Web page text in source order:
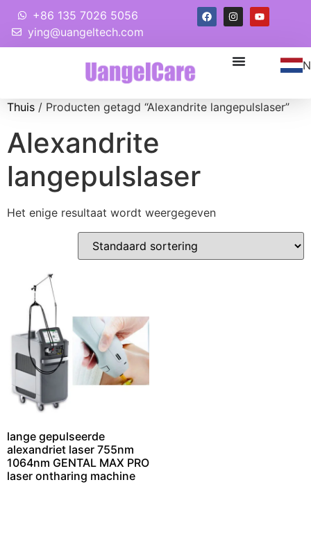
+86 135 7026 5056
ying@uangeltech.com
Thuis / Producten getagd “Alexandrite langepulslaser”
Alexandrite
langepulslaser
Het enige resultaat wordt weergegeven
lange gepulseerde
alexandriet laser 755nm
1064nm GENTAL MAX PRO
laser ontharing machine